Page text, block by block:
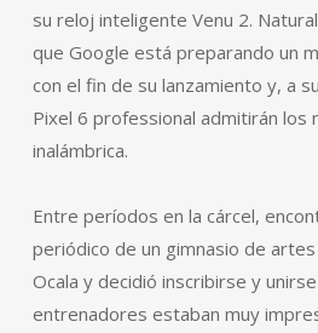
su reloj inteligente Venu 2.
que Google está preparando un
con el fin de su lanzamiento y, a
Pixel 6 professional admitirán los
inalámbrica.
Entre períodos en la cárcel,
periódico de un gimnasio de
Ocala y decidió inscribirse y
entrenadores estaban muy